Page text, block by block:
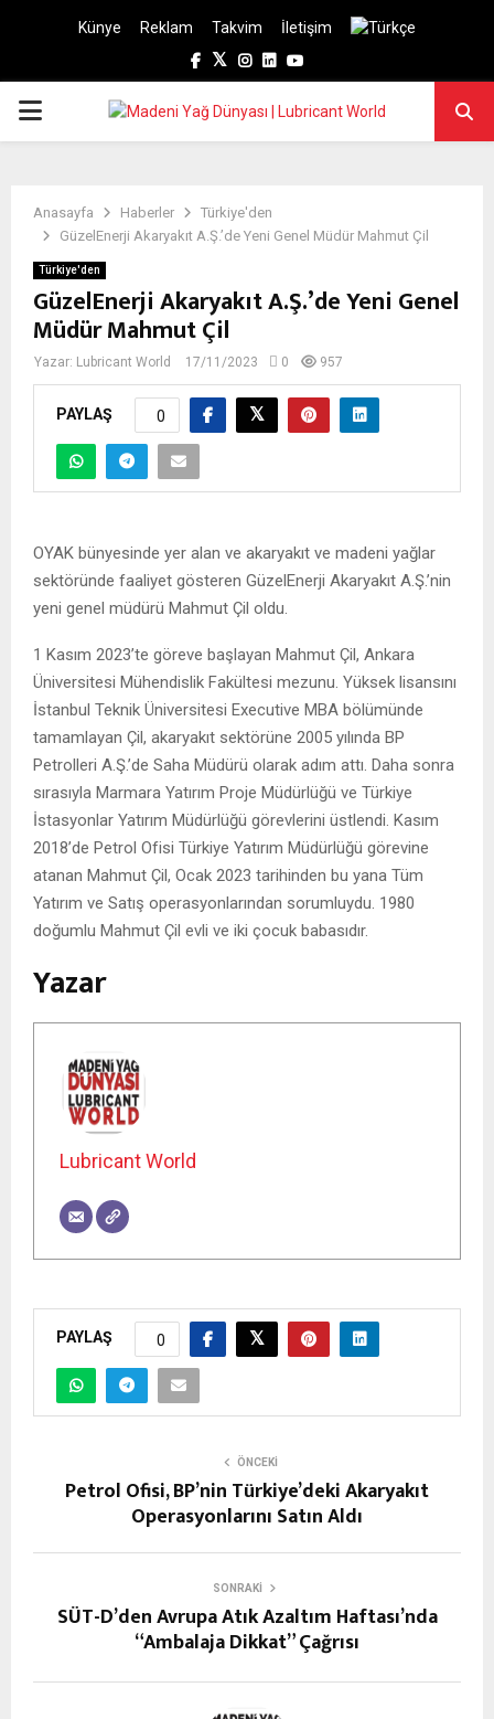
Künye Reklam Takvim
İletişim
Facebook
TwitterInstagram
LinkedinYoutube
PRIMARY
Anasayfa Haberler
Türkiye'den
GüzelEnerji Akaryakıt A.Ş.’de Yeni Genel Müdür Mahmut Çil
Türkiye'den
GüzelEnerji Akaryakıt A.Ş.’de Yeni Genel
Müdür Mahmut Çil
Yazar: Lubricant World 17/11/2023 0 957
PAYLAŞ 0
OYAK bünyesinde yer alan ve akaryakıt ve madeni yağlar
sektöründe faaliyet gösteren GüzelEnerji Akaryakıt A.Ş.’nin
yeni genel müdürü Mahmut Çil oldu.
1 Kasım 2023’te göreve başlayan Mahmut Çil, Ankara
Üniversitesi Mühendislik Fakültesi mezunu. Yüksek lisansını
İstanbul Teknik Üniversitesi Executive MBA bölümünde
tamamlayan Çil, akaryakıt sektörüne 2005 yılında BP
Petrolleri A.Ş.’de Saha Müdürü olarak adım attı. Daha sonra
sırasıyla Marmara Yatırım Proje Müdürlüğü ve Türkiye
İstasyonlar Yatırım Müdürlüğü görevlerini üstlendi. Kasım
2018’de Petrol Ofisi Türkiye Yatırım Müdürlüğü görevine
atanan Mahmut Çil, Ocak 2023 tarihinden bu yana Tüm
Yatırım ve Satış operasyonlarından sorumluydu. 1980
doğumlu Mahmut Çil evli ve iki çocuk babasıdır.
Yazar
Lubricant World
PAYLAŞ 0
ÖNCEKI
Petrol Ofisi, BP’nin Türkiye’deki Akaryakıt
Operasyonlarını Satın Aldı
SONRAKI
SÜT-D’den Avrupa Atık Azaltım Haftası’nda
“Ambalaja Dikkat” Çağrısı